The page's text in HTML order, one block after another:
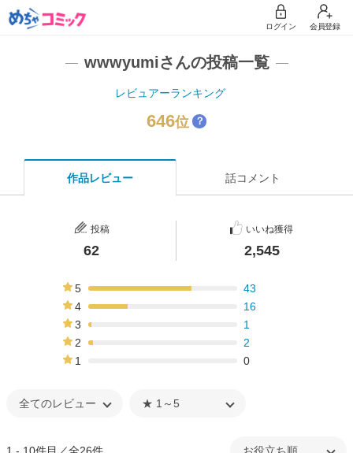
ログイン 会員登録
wwwyumiさんの投稿一覧
レビュアーランキング
646位 ？
作品レビュー 話コメント
投稿
62
いいね獲得
2,545
5
43
4
16
3
1
2
2
1
0